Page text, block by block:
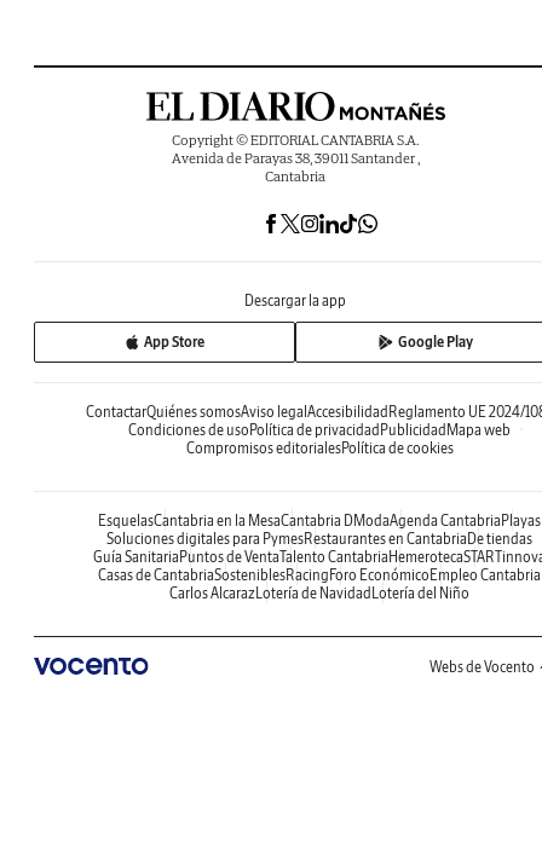
Copyright © EDITORIAL CANTABRIA S.A.
Avenida de Parayas 38, 39011 Santander ,
Cantabria
Descargar la app
App Store Google Play
ContactarQuiénes somosAviso legalAccesibilidadReglamento UE 2024/
Condiciones de usoPolítica de privacidadPublicidadMapa web
Compromisos editorialesPolítica de cookies
EsquelasCantabria en la MesaCantabria DModaAgenda CantabriaPlayas
Soluciones digitales para PymesRestaurantes en CantabriaDe tiendas
Guía SanitariaPuntos de VentaTalento CantabriaHemeroteca
Casas de CantabriaSosteniblesRacingForo EconómicoEmpleo Cantabria
Carlos AlcarazLotería de NavidadLotería del Niño
Webs de Vocento